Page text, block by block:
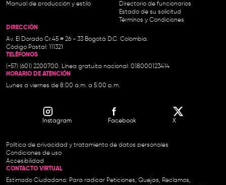
Manual de producción y estilo
Directorio de funcionarios
Estado de su solicitud
Términos y Condiciones
DIRECCIÓN
Av. El Dorado Cr.45 # 26 - 33 Bogotá D.C. Colombia.
Código Postal: 111321
TELÉFONOS
(+57) (601) 2200700. Línea gratuita nacional: 018000123414
HORARIO DE ATENCIÓN
Lunes a viernes de 8:00 a.m. a 5:00 p.m.
Instagram Facebook X
Política de privacidad y tratamiento de datos personales
Condiciones de uso
Accesibilidad
CONTACTO VIRTUAL
Estimado Ciudadano: Para radicar Peticiones, Quejas, Reclamos,